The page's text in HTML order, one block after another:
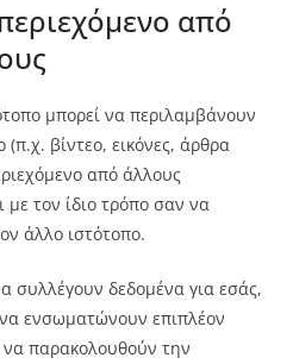
από
μπορεί να περιλαμβάνουν
βίντεο, εικόνες, άρθρα
από άλλους
με τον ίδιο τρόπο σαν να
άλλο ιστότοπο.
συλλέγουν δεδομένα για εσάς,
ενσωματώνουν επιπλέον
παρακολουθούν την